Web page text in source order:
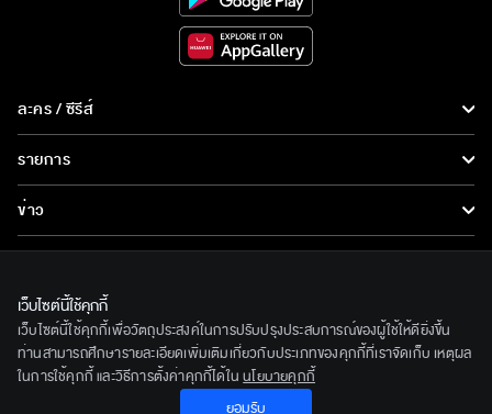
ละคร / ซีรีส์
ละคร/ซีรีส์
ซีรีส์นานาชาติ
การ์ตูน & เกม
รายการ
รายการทั้งหมด
ข่าว
ข่าวทั้งหมด
ข่าวประชาสัมพันธ์
ทีวีออนไลน์
เกี่ยวกับเรา
BEC World
รู้จักเรา
ติดตามเราได้ที่
เว็บไซต์นี้ใช้คุกกี้
เว็บไซต์นี้ใช้คุกกี้เพื่อวัตถุประสงค์ในการปรับปรุงประสบการณ์ของผู้ใช้ให้ดียิ่งขึ้น
ท่านสามารถศึกษารายละเอียดเพิ่มเติมเกี่ยวกับประเภทของคุกกี้ที่เราจัดเก็บ เหตุผล
ในการใช้คุกกี้ และวิธีการตั้งค่าคุกกี้ได้ใน นโยบายคุกกี้
ยอมรับ